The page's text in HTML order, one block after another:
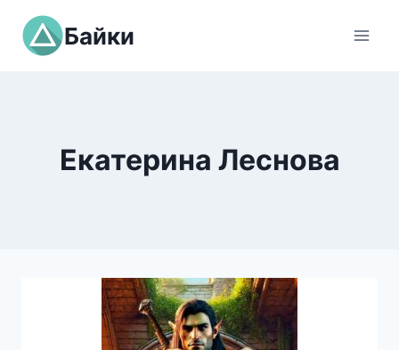
Перейти
содержимому
Байки
Екатерина Леснова